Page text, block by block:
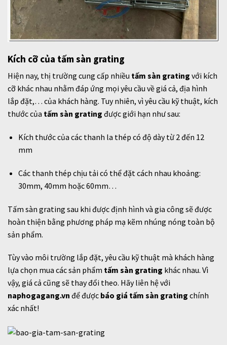
Kích cỡ của tấm sàn grating
Hiện nay, thị trường cung cấp nhiều tấm sàn grating với kích
cỡ khác nhau nhằm đáp ứng mọi yêu cầu về giá cả, địa hình
lắp đặt,… của khách hàng. Tuy nhiên, vì yêu cầu kỹ thuật, kích
thước của tấm sàn grating được giới hạn như sau:
Kích thước của các thanh la thép có độ dày từ 2 đến 12
mm
Các thanh thép chịu tải có thể đặt cách nhau khoảng:
30mm, 40mm hoặc 60mm…
Tấm sàn grating sau khi được định hình và gia công sẽ được
hoàn thiện bằng phương pháp mạ kẽm nhúng nóng toàn bộ
sản phẩm.
Tùy vào môi trường lắp đặt, yêu cầu kỹ thuật mà khách hàng
lựa chọn mua các sản phẩm tấm sàn grating khác nhau. Vì
vậy, giá cả cũng sẽ thay đổi theo. Hãy liên hệ với
naphogagang.vn để được báo giá tấm sàn grating chính
xác nhất!